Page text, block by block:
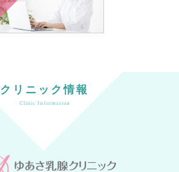
クリニック情報
Clinic Information